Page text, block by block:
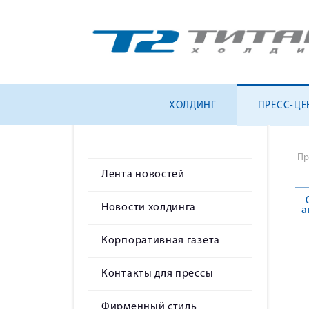
ХОЛДИНГ ПРЕСС-
Лента новостей
Новости холдинга
Корпоративная газета
Контакты для прессы